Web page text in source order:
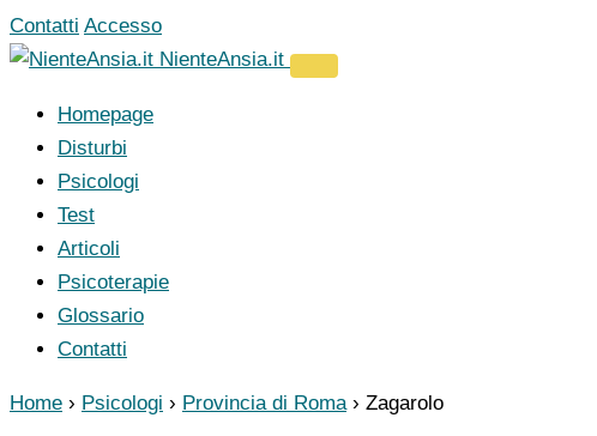
Vai
al
Contatti Accesso
NienteAnsia.it
Homepage
Disturbi
Psicologi
Test
Articoli
Psicoterapie
Glossario
Contatti
Home › Psicologi › Provincia di Roma › Zagarolo